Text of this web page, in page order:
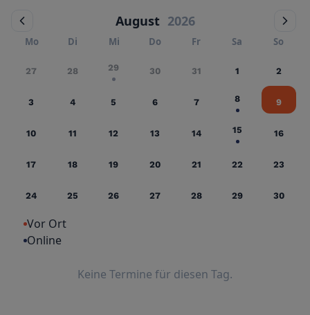
August 2026
Mo Di Mi Do Fr Sa So
27 28 29 30 31 1 2
3 4 5 6 7 8 9
10 11 12 13 14 15 16
17 18 19 20 21 22 23
24 25 26 27 28 29 30
Vor Ort
Online
Keine Termine für diesen Tag.